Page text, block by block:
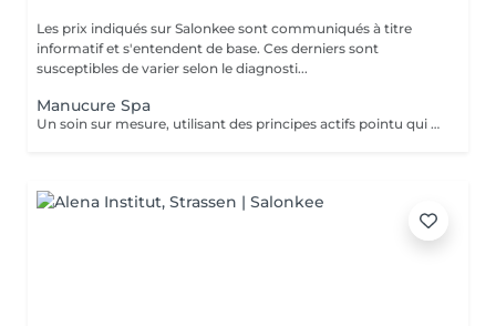
Les prix indiqués sur Salonkee sont communiqués à titre
informatif et s'entendent de base. Ces derniers sont
susceptibles de varier selon le diagnosti...
Manucure Spa
Un soin sur mesure, utilisant des principes actifs pointu qui vous aidera a la restructuration de vos mains ainsi que vos ongles. Une combination parfaite entre exfoliation et masque pour retrouver éclat et hydratation durable .